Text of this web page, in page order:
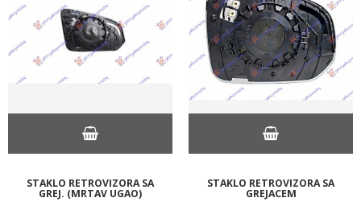
STAKLO RETROVIZORA SA
GREJ. (MRTAV UGAO)
STAKLO RETROVIZORA SA
GREJACEM